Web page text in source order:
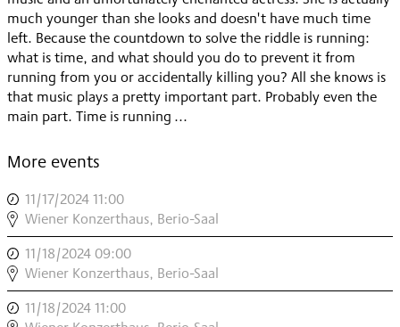
much younger than she looks and doesn't have much time
left. Because the countdown to solve the riddle is running:
what is time, and what should you do to prevent it from
running from you or accidentally killing you? All she knows is
that music plays a pretty important part. Probably even the
main part. Time is running ...
More events
11/17/2024 11:00
OXANA
OMELCHUK:
ES
IST
ZEIT
,
Wiener Konzerthaus, Berio-Saal
11/18/2024 09:00
OXANA
OMELCHUK:
ES
Wiener Konzerthaus, Berio-Saal
11/18/2024 11:00